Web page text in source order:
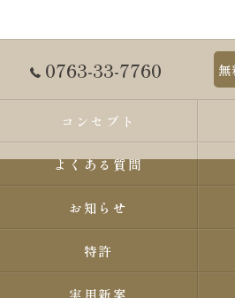
0763-33-7760
コンセプト
よくある質問
お知らせ
特許
実用新案